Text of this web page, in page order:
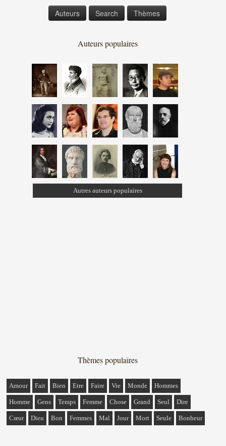
Auteurs Search Thèmes
Auteurs populaires
Autres auteurs populaires
Thèmes populaires
Amour Fait Bien Etre Faire Vie Monde Hommes
Homme Gens Temps Femme Chose Grand Seul Dire
Cœur Dieu Bon Femmes Mal Jour Mort Seule Bonheur